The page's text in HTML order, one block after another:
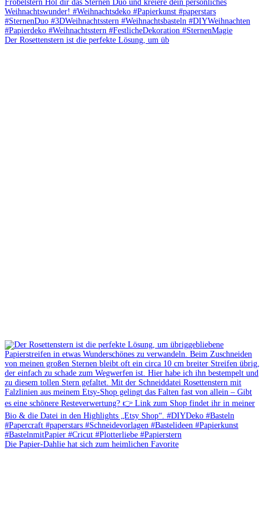
Der Rosettenstern ist die perfekte Lösung, um üb
Die Papier-Dahlie hat sich zum heimlichen Favorite